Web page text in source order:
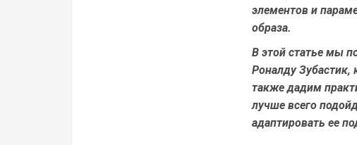
элементов и
образа.
В этой статье мы
Роналду Зубастик,
также дадим
лучше всего
адаптировать ее